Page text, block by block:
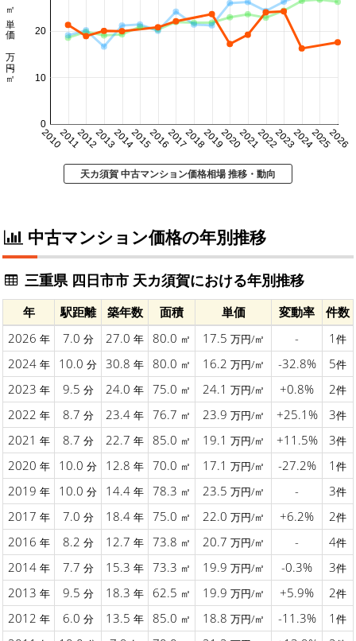
20102011201220132014201520162017201820192020202120222023202420252026
0
10
20
㎡単価 万円/㎡
天カ須賀 中古マンション価格相場 推移・動向
中古マンション価格の年別推移
三重県 四日市市 天カ須賀における年別推移
年 駅距離 築年数 面積 単価 変動率
件数
2026 年 7.0 分 27.0 年 80.0 ㎡ 17.5 万円/㎡ - 1 件
2024 年 10.0 分 30.8 年 80.0 ㎡ 16.2 万円/㎡ -32.8% 5件
2023 年 9.5 分 24.0 年 75.0 ㎡ 24.1 万円/㎡ +0.8% 2件
2022 年 8.7 分 23.4 年 76.7 ㎡ 23.9 万円/㎡ +25.1% 3件
2021 年 8.7 分 22.7 年 85.0 ㎡ 19.1 万円/㎡ +11.5% 3件
2020 年 10.0 分 12.8 年 70.0 ㎡ 17.1 万円/㎡ -27.2% 1 件
2019 年 10.0 分 14.4 年 78.3 ㎡ 23.5 万円/㎡ - 3件
2017 年 7.0 分 18.4 年 75.0 ㎡ 22.0 万円/㎡ +6.2% 2件
2016 年 8.2 分 12.7 年 73.8 ㎡ 20.7 万円/㎡ - 4件
2014 年 7.7 分 15.3 年 73.3 ㎡ 19.9 万円/㎡ -0.3% 3件
2013 年 9.5 分 18.3 年 62.5 ㎡ 19.9 万円/㎡ +5.9% 2件
2012 年 6.0 分 13.5 年 85.0 ㎡ 18.8 万円/㎡ -11.3% 1 件